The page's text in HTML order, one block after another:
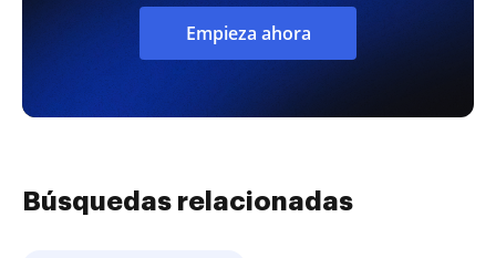
Empieza ahora
Búsquedas relacionadas